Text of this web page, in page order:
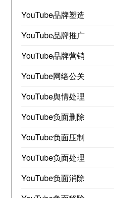
YouTube品牌塑造
YouTube品牌推广
YouTube品牌营销
YouTube网络公关
YouTube舆情处理
YouTube负面删除
YouTube负面压制
YouTube负面处理
YouTube负面消除